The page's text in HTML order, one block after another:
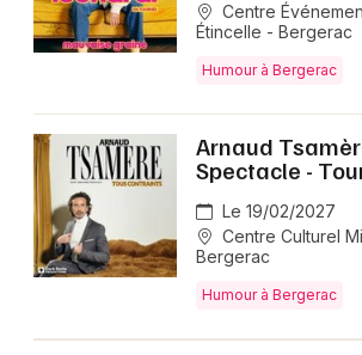
Centre
Étincelle - Bergerac
Humour à Bergerac
Arnaud
Spectacle -
Le 19/02/2027
Centre Culturel
Bergerac
Humour à Bergerac